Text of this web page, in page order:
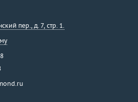
пер., д. 7, стр. 1.